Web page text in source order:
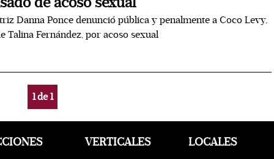
Danna Ponce denunció pública y penalmente a Coco Levy,
Talina Fernández, por acoso sexual
1de1
VERTICALES LOCALES